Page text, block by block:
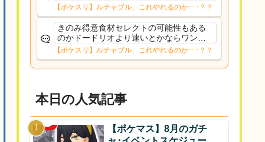
意でもない限り挽回きついのか。肝心の
ハーブミートジンジャーのAAA共はデバ
フ受けても強そうな面子だもんなぁ
【ポケスリ】ルチャブル、これやれるのか･･･？？
きのみ得意食材セレクトの可能性もある
のかドードリオより速いとかならワンチ
ャン…？
【ポケスリ】ルチャブル、これやれるのか･･･？？
本日の人気記事
【ポケマス】8月のガチ